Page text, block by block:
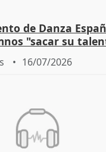
de Danza
"sacar su
16/07/2026